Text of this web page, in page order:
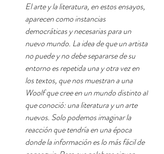
El arte y la literatura, en estos ensayos,
aparecen como instancias
democráticas y necesarias para un
nuevo mundo. La idea de que un artista
no puede y no debe separarse de su
entorno es repetida una y otra vez en
los textos, que nos muestran a una
Woolf que cree en un mundo distintoal
que conoció: una literatura y un arte
nuevos. Solo podemos imaginar la
reacción que tendría en una época
donde la información es lo más fácil de